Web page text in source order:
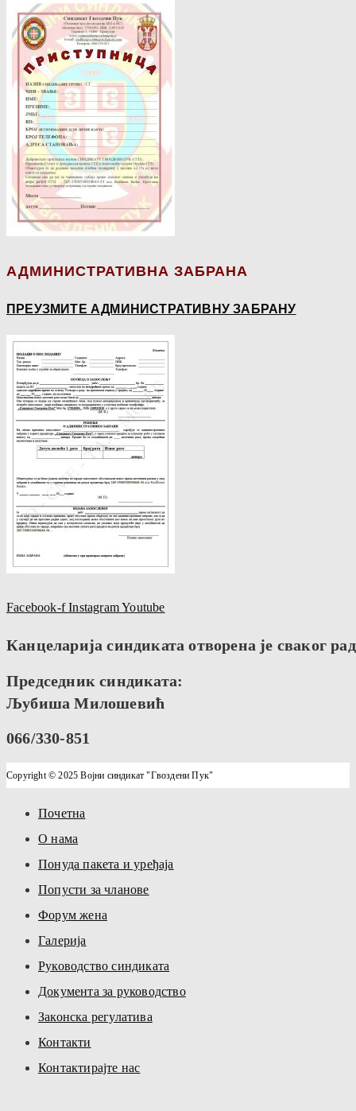
АДМИНИСТРАТИВНА ЗАБРАНА
ПРЕУЗМИТЕ АДМИНИСТРАТИВНУ ЗАБРАНУ
Facebook-f InstagramYoutube
Канцеларија синдиката отворена је сваког
Председник синдиката:
Љубиша Милошевић
066/330-851
Copyright © 2025 Војни синдикат "Гвоздени Пук"
Почетна
О нама
Понуда пакета и уређаја
Попусти за чланове
Форум жена
Галерија
Руководство синдиката
Документа за руководство
Законска регулатива
Контакти
Контактирајте нас